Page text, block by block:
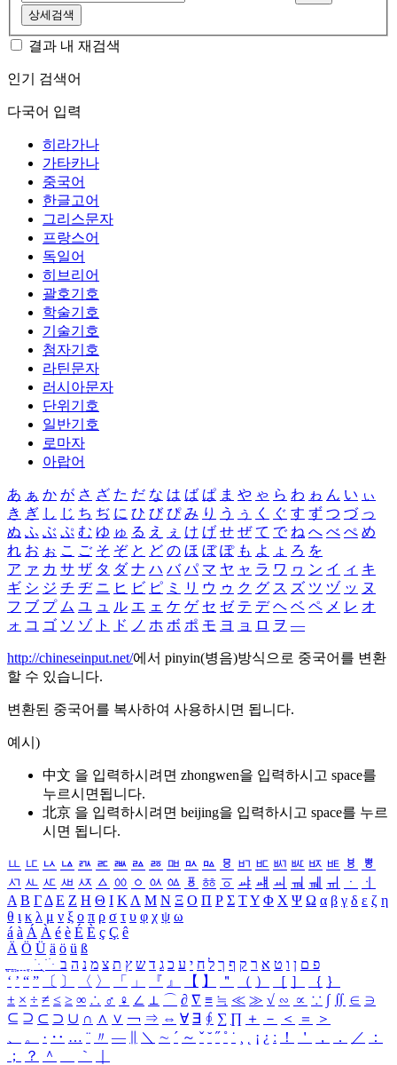
상세검색
결과 내 재검색
인기 검색어
다국어 입력
히라가나
가타카나
중국어
한글고어
그리스문자
프랑스어
독일어
히브리어
괄호기호
학술기호
기술기호
첨자기호
라틴문자
러시아문자
단위기호
일반기호
로마자
아랍어
あ ぁ か が さ ざ た だ な は ば ぱ ま や ゃ ら わ ゎ ん い ぃ
き ぎ し じ ち ぢ に ひ び ぴ み り う ぅ く ぐ す ず つ づ っ
ぬ ふ ぶ ぷ む ゆ ゅ る え ぇ け げ せ ぜ て で ね へ べ ぺ め
れ お ぉ こ ご そ ぞ と ど の ほ ぼ ぽ も よ ょ ろ を
ア ァ カ サ ザ タ ダ ナ ハ バ パ マ ヤ ャ ラ ワ ヮ ン イ ィ キ
ギ シ ジ チ ヂ ニ ヒ ビ ピ ミ リ ウ ゥ ク グ ス ズ ツ ヅ ッ ヌ
フ ブ プ ム ユ ュ ル エ ェ ケ ゲ セ ゼ テ デ ヘ ベ ペ メ レ オ
ォ コ ゴ ソ ゾ ト ド ノ ホ ボ ポ モ ヨ ョ ロ ヲ ―
http://chineseinput.net/에서 pinyin(병음)방식으로 중국어를 변환
할 수 있습니다.
변환된 중국어를 복사하여 사용하시면 됩니다.
예시)
中文 을 입력하시려면 zhongwen을 입력하시고 space를
누르시면됩니다.
北京 을 입력하시려면 beijing을 입력하시고 space를 누르
시면 됩니다.
ㅥ ㅦ ㅧ ㅨ ㅩ ㅪ ㅫ ㅬ ㅭ ㅮ ㅯ ㅰ ㅱ ㅲ ㅳ ㅴ ㅵ ㅶ ㅷ ㅸ
ㅹ
ㅺ ㅻ ㅼ ㅽ ㅾ ㅿ ㆀ ㆁ ㆂ ㆃ ㆄ ㆅ ㆆ ㆇ ㆈ ㆉ ㆊ ㆋ ㆌ ㆍ
ㆎ
Α Β ΓΔ Ε Ζ Η Θ Ι ΚΛ Μ Ν Ξ Ο Π Ρ Σ ΤΥ Φ Χ Ψ Ω α β γ δ ε ζ η
θ ι κ λ μ ν ξ ο π ρ σ τ υ φ χ ψ ω
á à Á À é è É È ç Ç ê
Ä Ö Ü ä ö ü ß
ִֶֹ ֻּ ׁׂ פ ם ן ו ט א ר ק ף ך ל ח י ע כ ג ד ש ץ ת צ מ נ ה ב
‘ ’ “ ” 〔 〕 〈 〉 「 」 『 』 【 】 ＂ （ ） ［ ］ ｛ ｝
± × ÷ ≠ ≤ ≥ ∞ ∴ ♂ ♀ ∠ ⊥ ⌒ ∂ ∇ ≡ ≒ ≪ ≫ √ ∽ ∝ ∵ ∫ ∬ ∈ ∋
⊆ ⊇ ⊂ ⊃ ∪ ∩ ∧ ∨ ￢ ⇒ ⇔ ∀ ∃ ∮ ∑ ∏ ＋ － ＜ ＝
＞
、
。 · ‥ … ¨ 〃 ― ＼ ∼ ´ ～ ˇ ˘ ˝ ˚ ˙ ¸ ¡ ¿ ː ！ ＇ ， ． ／
：
；
？ ＾ ｀